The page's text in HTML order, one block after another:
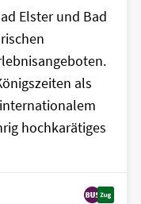
Elster und Bad
als
hochkarätiges